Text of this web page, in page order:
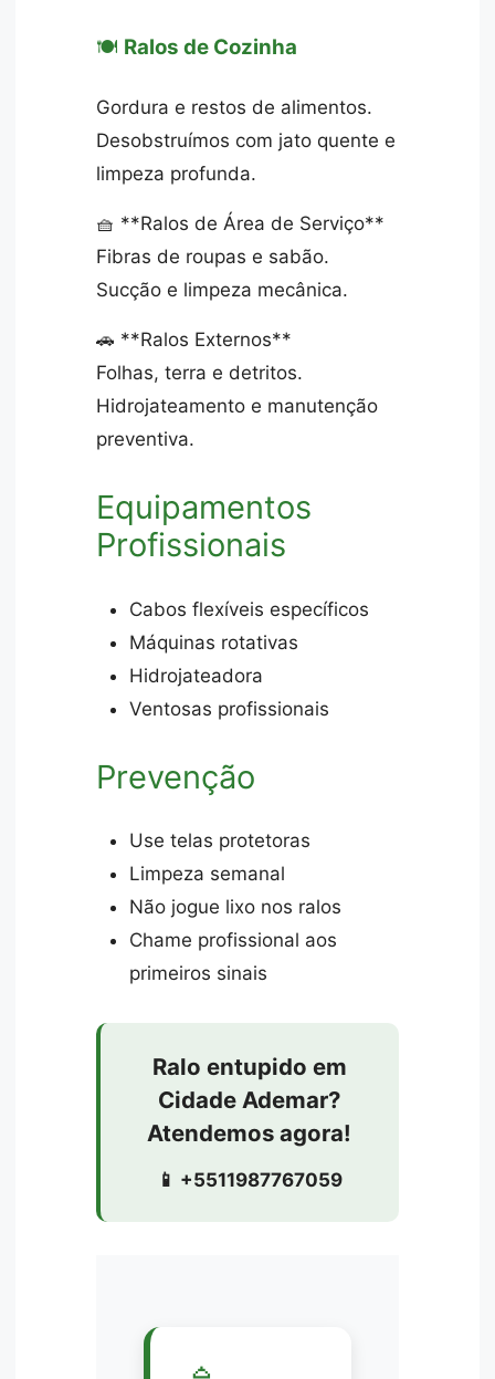
🍽️ Ralos de Cozinha
Gordura e restos de alimentos.
Desobstruímos com jato quente e
limpeza profunda.
🧺 **Ralos de Área de Serviço**
Fibras de roupas e sabão.
Sucção e limpeza mecânica.
🚗 **Ralos Externos**
Folhas, terra e detritos.
Hidrojateamento e manutenção
preventiva.
Equipamentos
Profissionais
Cabos flexíveis específicos
Máquinas rotativas
Hidrojateadora
Ventosas profissionais
Prevenção
Use telas protetoras
Limpeza semanal
Não jogue lixo nos ralos
Chame profissional aos
primeiros sinais
Ralo entupido em
Cidade Ademar?
Atendemos agora!
📱 +5511987767059